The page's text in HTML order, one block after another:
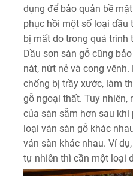
dụng để bảo quản bề
phục hồi một số loại dầu
bị mất do trong quá trình
Dầu sơn sàn gỗ cũng
nát, nứt nẻ và cong
chống bị trầy xước, làm
gỗ ngoại thất. Tuy nhiên,
của sàn sẫm hơn sau
loại ván sàn gỗ khác
ván sàn khác nhau. Ví
tự nhiên thì cần một loại